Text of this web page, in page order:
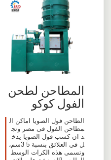
المطاحن لطحن
الفول كوكو
الطاحن فول الصويا اماكن ال
مطاحن الفول فى مصر ونج
د ان كسب فول الصويا يدخ
ل في العلائق بنسبة 5 3سم،
وتسمى هذه الكرات الوسط